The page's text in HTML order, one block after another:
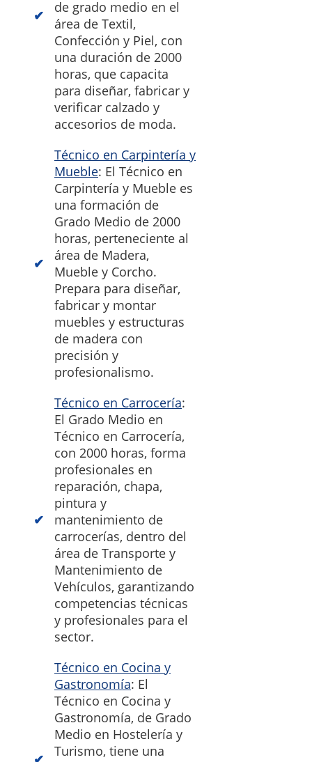
de grado medio en el
área de Textil,
Confección y Piel, con
una duración de 2000
horas, que capacita
para diseñar, fabricar y
verificar calzado y
accesorios de moda.
Técnico en Carpintería y
Mueble: El Técnico en
Carpintería y Mueble es
una formación de
Grado Medio de 2000
horas, perteneciente al
área de Madera,
Mueble y Corcho.
Prepara para diseñar,
fabricar y montar
muebles y estructuras
de madera con
precisión y
profesionalismo.
Técnico en Carrocería:
El Grado Medio en
Técnico en Carrocería,
con 2000 horas, forma
profesionales en
reparación, chapa,
pintura y
mantenimiento de
carrocerías, dentro del
área de Transporte y
Mantenimiento de
Vehículos, garantizando
competencias técnicas
y profesionales para el
sector.
Técnico en Cocina y
Gastronomía: El
Técnico en Cocina y
Gastronomía, de Grado
Medio en Hostelería y
Turismo, tiene una